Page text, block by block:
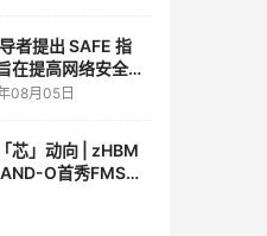
者提出 SAFE 指
在提高网络安全透
08月05日
芯」动向 | zHBM
O首秀FMS